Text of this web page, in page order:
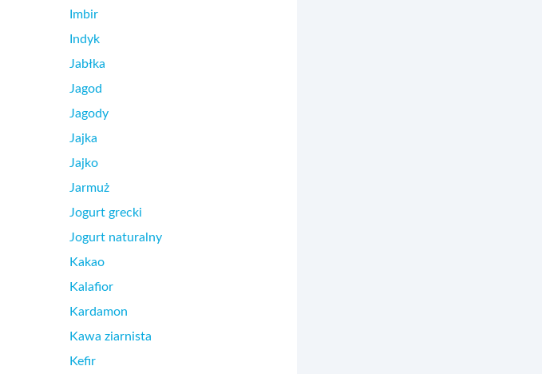
Imbir
Indyk
Jabłka
Jagod
Jagody
Jajka
Jajko
Jarmuż
Jogurt grecki
Jogurt naturalny
Kakao
Kalafior
Kardamon
Kawa ziarnista
Kefir